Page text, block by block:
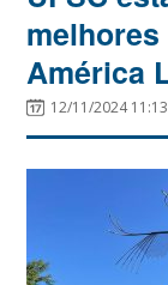
América
12/11/2024 11:13